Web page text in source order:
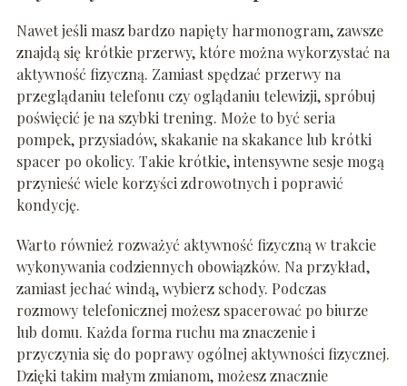
Nawet jeśli masz bardzo napięty harmonogram, zawsze
znajdą się krótkie przerwy, które można wykorzystać na
aktywność fizyczną. Zamiast spędzać przerwy na
przeglądaniu telefonu czy oglądaniu telewizji, spróbuj
poświęcić je na szybki trening. Może to być seria
pompek, przysiadów, skakanie na skakance lub krótki
spacer po okolicy. Takie krótkie, intensywne sesje mogą
przynieść wiele korzyści zdrowotnych i poprawić
kondycję.
Warto również rozważyć aktywność fizyczną w trakcie
wykonywania codziennych obowiązków. Na przykład,
zamiast jechać windą, wybierz schody. Podczas
rozmowy telefonicznej możesz spacerować po biurze
lub domu. Każda forma ruchu ma znaczenie i
przyczynia się do poprawy ogólnej aktywności fizycznej.
Dzięki takim małym zmianom, możesz znacznie